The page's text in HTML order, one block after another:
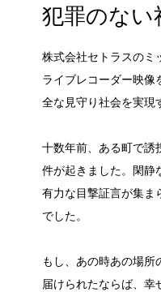
犯罪のない
株式会社セトラスのミ
ライブレコーダー映像
全な見守り社会を実現
十数年前、ある町で誘
件が起きました。閑静
有力な目撃証言が集ま
でした。
もし、あの時あの場所
届けられたならば、幸